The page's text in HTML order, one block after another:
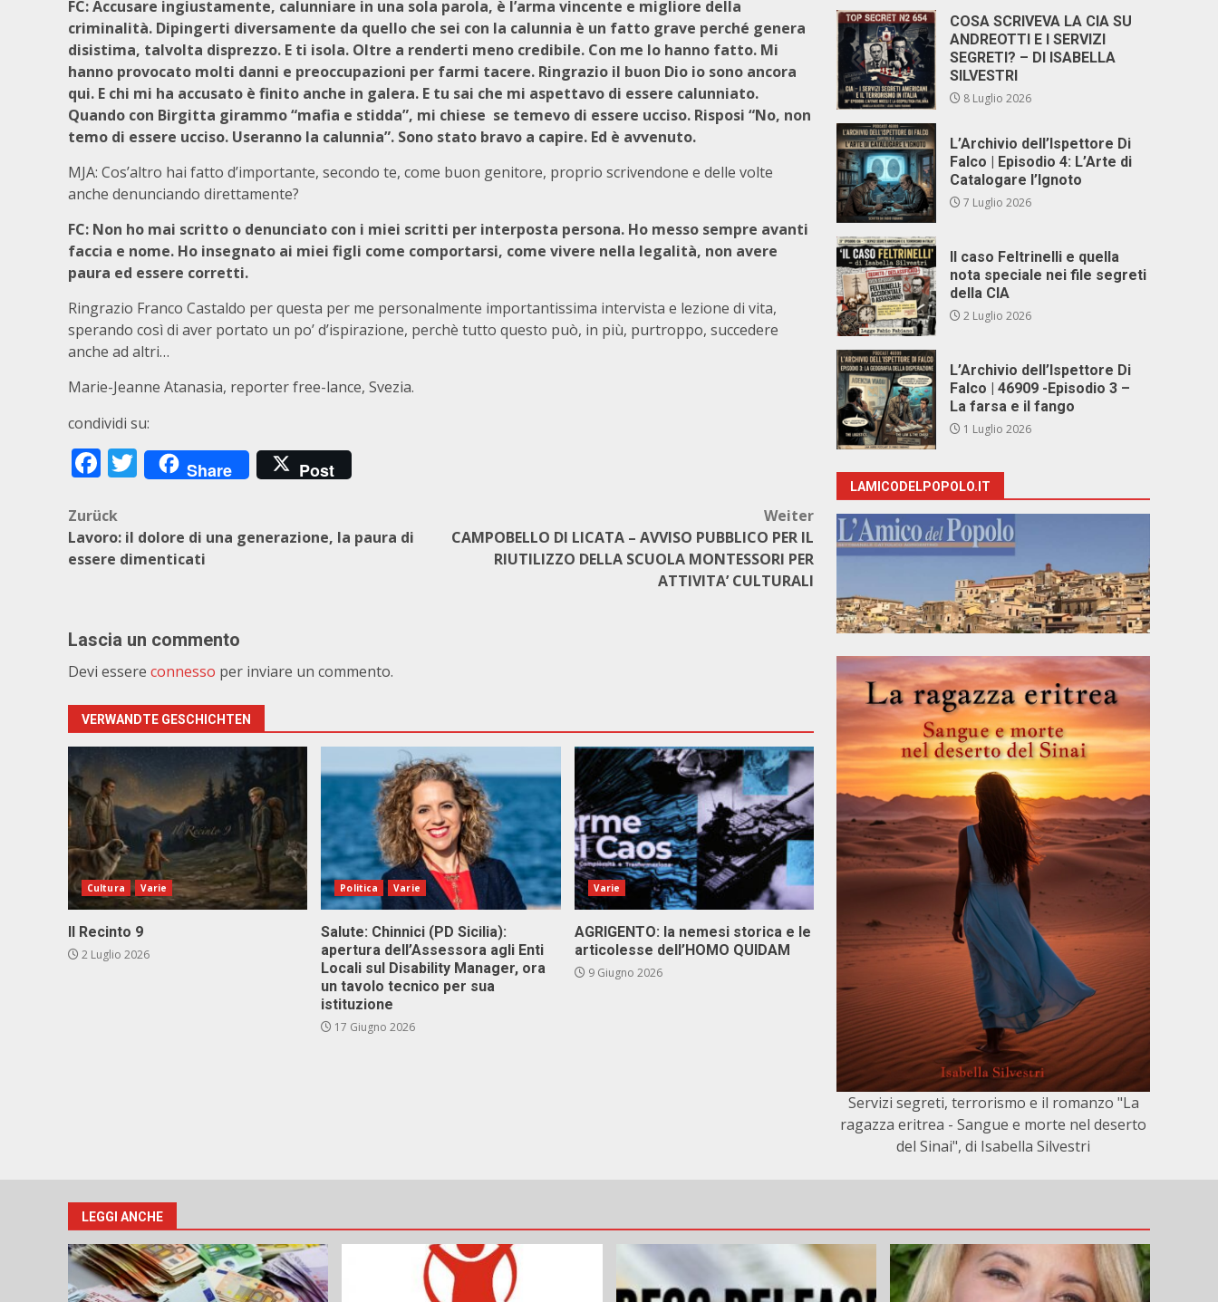
FC: Accusare ingiustamente, calunniare in una sola parola, è l’arma vincente e migliore della
criminalità. Dipingerti diversamente da quello che sei con la calunnia è un fatto grave perché genera
disistima, talvolta disprezzo. E ti isola. Oltre a renderti meno credibile. Con me lo hanno fatto. Mi
hanno provocato molti danni e preoccupazioni per farmi tacere. Ringrazio il buon Dio io sono ancora
qui. E chi mi ha accusato è finito anche in galera. E tu sai che mi aspettavo di essere calunniato.
Quando con Birgitta girammo “mafia e stidda”, mi chiese se temevo di essere ucciso. Risposi “No, non
temo di essere ucciso. Useranno la calunnia”. Sono stato bravo a capire. Ed è avvenuto.
MJA: Cos’altro hai fatto d’importante, secondo te, come buon genitore, proprio scrivendone e delle volte
anche denunciando direttamente?
FC: Non ho mai scritto o denunciato con i miei scritti per interposta persona. Ho messo sempre avanti
faccia e nome. Ho insegnato ai miei figli come comportarsi, come vivere nella legalità, non avere
paura ed essere corretti.
Ringrazio Franco Castaldo per questa per me personalmente importantissima intervista e lezione di vita,
sperando così di aver portato un po’ d’ispirazione, perchè tutto questo può, in più, purtroppo, succedere
anche ad altri…
Marie-Jeanne Atanasia, reporter free-lance, Svezia.
condividi su:
Facebook
Twitter
Share Post
Beitragsnavigation
Zurück
Lavoro: il dolore di una generazione, la paura di
essere dimenticati
Weiter
CAMPOBELLO DI LICATA – AVVISO PUBBLICO PER IL
RIUTILIZZO DELLA SCUOLA MONTESSORI PER
ATTIVITA’ CULTURALI
Lascia un commento
Devi essere connesso per inviare un commento.
VERWANDTE GESCHICHTEN
Cultura Varie
Il Recinto 9
2 Luglio 2026
Politica Varie
Salute: Chinnici (PD Sicilia):
apertura dell’Assessora agli Enti
Locali sul Disability Manager, ora
un tavolo tecnico per sua
istituzione
17 Giugno 2026
Varie
AGRIGENTO: la nemesi storica e le
articolesse dell’HOMO QUIDAM
9 Giugno 2026
COSA SCRIVEVA LA CIA SU
ANDREOTTI E I SERVIZI
SEGRETI? – DI ISABELLA
SILVESTRI
8 Luglio 2026
L’Archivio dell’Ispettore Di
Falco | Episodio 4: L’Arte di
Catalogare l’Ignoto
7 Luglio 2026
Il caso Feltrinelli e quella
nota speciale nei file segreti
della CIA
2 Luglio 2026
L’Archivio dell’Ispettore Di
Falco | 46909 -Episodio 3 –
La farsa e il fango
1 Luglio 2026
LAMICODELPOPOLO.IT
Servizi segreti, terrorismo e il romanzo "La
ragazza eritrea - Sangue e morte nel deserto
del Sinai", di Isabella Silvestri
LEGGI ANCHE